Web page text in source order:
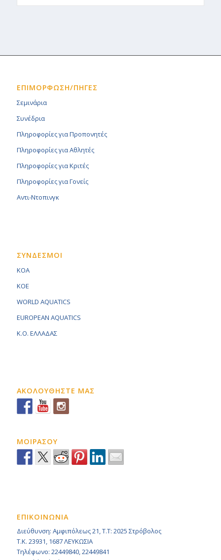
ΕΠΙΜΟΡΦΩΣΗ/ΠΗΓΕΣ
Σεμινάρια
Συνέδρια
Πληροφορίες για Προπονητές
Πληροφορίες για Αθλητές
Πληροφορίες για Κριτές
Πληροφορίες για Γονείς
Αντι-Ντοπινγκ
ΣΥΝΔΕΣΜΟΙ
KOA
KOE
WORLD AQUATICS
EUROPEAN AQUATICS
K.O. ΕΛΛΑΔΑΣ
ΑΚΟΛΟΥΘΗΣΤΕ ΜΑΣ
ΜΟΙΡΑΣΟΥ
ΕΠΙΚΟΙΝΩΝΙΑ
Διεύθυνση: Αμφιπόλεως 21, Τ.Τ: 2025 Στρόβολος
Τ.Κ. 23931, 1687 ΛΕΥΚΩΣΙΑ
Τηλέφωνο: 22449840, 22449841